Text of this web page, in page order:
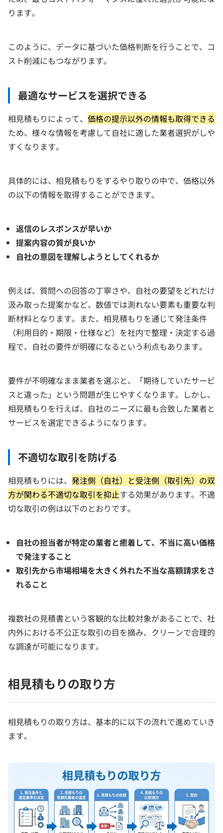
ります。
このように、データに基づいた価格判断を行うことで、コ
スト削減にもつながります。
最適なサービスを選択できる
相見積もりによって、 価格の提示以外の情報も取得できる
ため、様々な情報を考慮して自社に適した業者選択がしや
すくなります。
具体的には、相見積もりをするやり取りの中で、価格以外
の以下の情報を取得することができます。
返信のレスポンスが早いか
提案内容の質が良いか
自社の意図を理解しようとしてくれるか
例えば、質問への回答の丁寧さや、自社の要望をどれだけ
汲み取った提案かなど、数値では測れない要素も重要な判
断材料となります。また、相見積もりを通じて発注条件
（利用目的・期限・仕様など）を社内で整理・決定する過
程で、自社の要件が明確になるという利点もあります。
要件が不明確なまま業者を選ぶと、「期待していたサービ
スと違った」という問題が生じやすくなります。しかし、
相見積もりを行えば、自社のニーズに最も合致した業者と
サービスを選定できるようになります。
不適切な取引を防げる
相見積もりには、 発注側（自社）と受注側（取引先）の双
方が関わる不適切な取引を抑止する効果があります。不適
切な取引の例は以下のとおりです。
自社の担当者が特定の業者と癒着して、不当に高い価格
で発注すること
取引先から市場相場を大きく外れた不当な高額請求をさ
れること
複数社の見積書という客観的な比較対象があることで、社
内外における不公正な取引の目を摘み、クリーンで合理的
な調達が可能になります。
相見積もりの取り方
相見積もりの取り方は、基本的に以下の流れで進めていき
ます。